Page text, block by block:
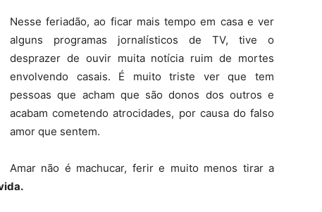
Nesse feriadão, ao ficar mais tempo em casa e ver
alguns programas jornalísticos de TV, tive o
desprazer de ouvir muita notícia ruim de mortes
envolvendo casais. É muito triste ver que tem
pessoas que acham que são donos dos outros e
acabam cometendo atrocidades, por causa do falso
amor que sentem.
Amar não é machucar, ferir e muito menos tirar a